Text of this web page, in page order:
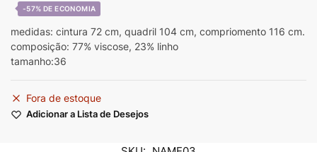
-57%
medidas: cintura 72 cm, quadril 104 cm, compriomento 116 cm.
composição: 77% viscose, 23% linho
tamanho:36
Fora de estoque
Adicionar a Lista de Desejos